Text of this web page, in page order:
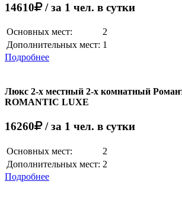
14610 / за 1 чел. в сутки
Основных мест:
2
Дополнительных мест: 1
Подробнее
Люкс 2-х местный 2-х комнатный
ROMANTIC LUXE
16260 / за 1 чел. в сутки
Основных мест:
2
Дополнительных мест: 2
Подробнее